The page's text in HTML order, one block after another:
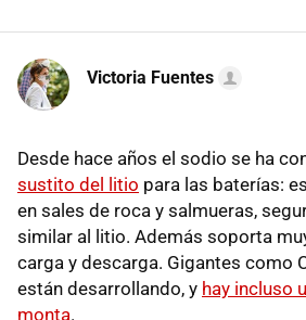
Victoria Fuentes
Desde hace años el sodio se ha
sustito del litio para las baterías:
en sales de roca y salmueras,
similar al litio. Además soporta
carga y descarga. Gigantes como
están desarrollando, y hay incluso
monta.